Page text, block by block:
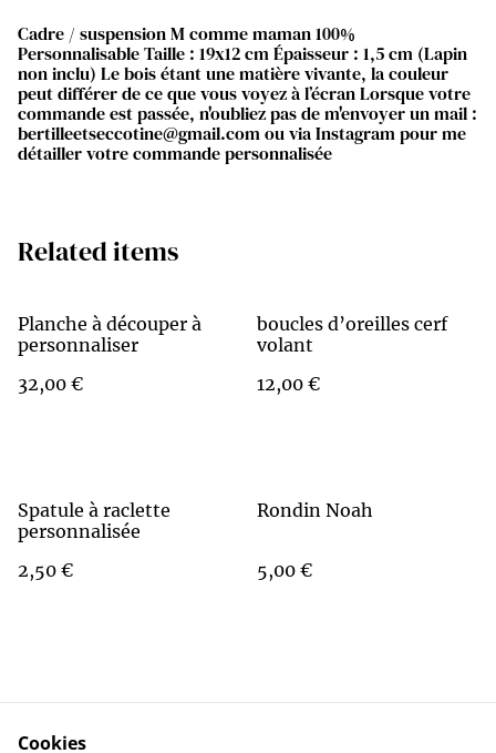
Cadre / suspension M comme maman 100%
Personnalisable Taille : 19x12 cm Épaisseur : 1,5 cm (Lapin
non inclu) Le bois étant une matière vivante, la couleur
peut différer de ce que vous voyez à l’écran Lorsque votre
commande est passée, n'oubliez pas de m'envoyer un mail :
bertilleetseccotine@gmail.com ou via Instagram pour me
détailler votre commande personnalisée
Related items
Planche à découper à
personnaliser
32,00 €
boucles d’oreilles cerf
volant
12,00 €
Spatule à raclette
personnalisée
2,50 €
Rondin Noah
5,00 €
Cookies